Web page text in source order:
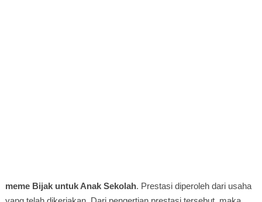
meme Bijak untuk Anak Sekolah. Prestasi diperoleh dari usaha